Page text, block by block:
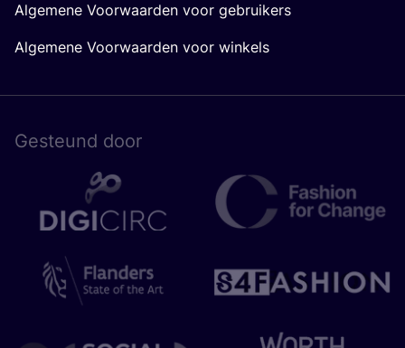
Algemene Voorwaarden voor gebruikers
Algemene Voorwaarden voor winkels
Gesteund door